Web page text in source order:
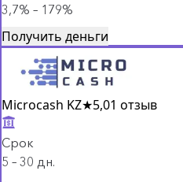
3,7% – 179%
Получить деньги
Microcash KZ★5,01 отзыв
Срок
5 – 30 дн.